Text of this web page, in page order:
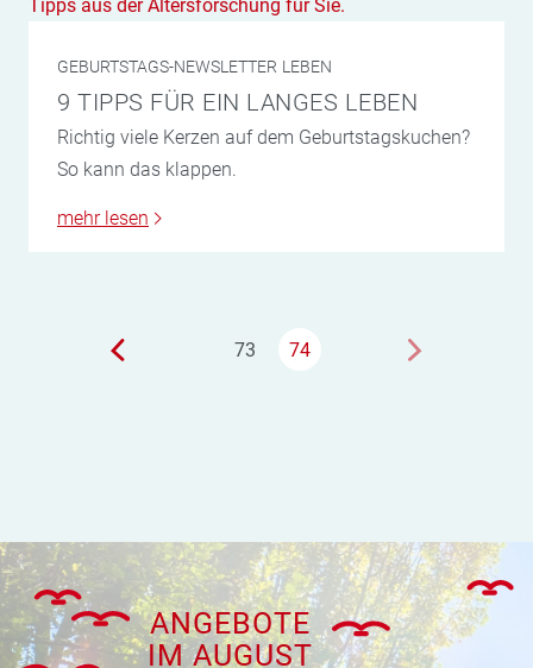
GEBURTSTAGS-NEWSLETTER LEBEN
9 TIPPS FÜR EIN LANGES LEBEN
Richtig viele Kerzen auf dem Geburtstagskuchen?
So kann das klappen.
mehr lesen
73 74
ANGEBOTE
IM AUGUST